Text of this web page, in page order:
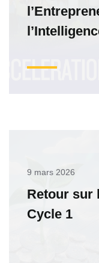
9 mars 2026
Retour sur
Cycle 1